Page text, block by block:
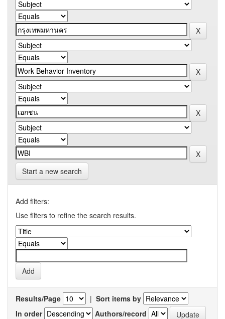
Start a new search
Add filters:
Use filters to refine the search results.
Results/Page | Sort items by
In order
Authors/record